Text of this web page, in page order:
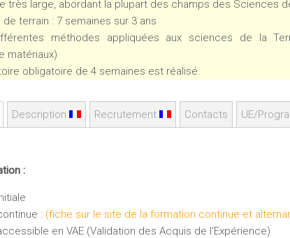
très large, abordant la plupart des champs des Sciences
terrain : 7 semaines sur 3 ans
méthodes appliquées aux sciences de la
matériaux)
obligatoire de 4 semaines est réalisé.
Description Recrutement Contacts UE/
:
: (fiche sur le site de la formation continue et
en VAE (Validation des Acquis de l'Expérience)